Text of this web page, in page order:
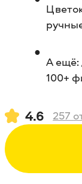
А ещё:
100+
4.6 257